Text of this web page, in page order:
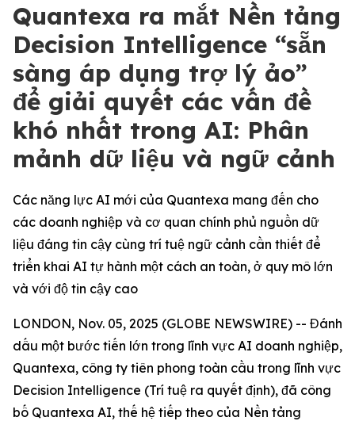
Quantexa ra mắt Nền tảng
Decision Intelligence “sẵn
sàng áp dụng trợ lý ảo”
để giải quyết các vấn đề
khó nhất trong AI: Phân
mảnh dữ liệu và ngữ cảnh
Các năng lực AI mới của Quantexa mang đến cho
các doanh nghiệp và cơ quan chính phủ nguồn dữ
liệu đáng tin cậy cùng trí tuệ ngữ cảnh cần thiết để
triển khai AI tự hành một cách an toàn, ở quy mô lớn
và với độ tin cậy cao
LONDON, Nov. 05, 2025 (GLOBE NEWSWIRE) -- Đánh
dấu một bước tiến lớn trong lĩnh vực AI doanh nghiệp,
Quantexa, công ty tiên phong toàn cầu trong lĩnh vực
Decision Intelligence (Trí tuệ ra quyết định), đã công
bố Quantexa AI, thế hệ tiếp theo của Nền tảng